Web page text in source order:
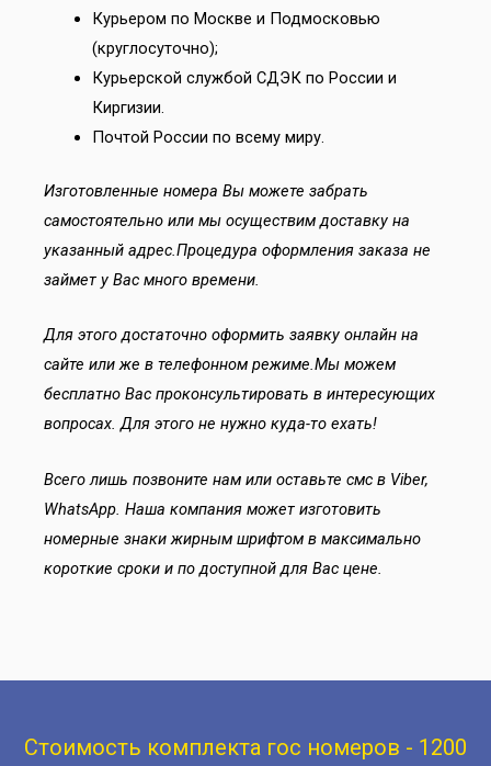
Курьером по Москве и Подмосковью
(круглосуточно);
Курьерской службой СДЭК по России и
Киргизии.
Почтой России по всему миру.
Изготовленные номера Вы можете забрать
самостоятельно или мы осуществим доставку на
указанный адрес.Процедура оформления заказа не
займет у Вас много времени.
Для этого достаточно оформить заявку онлайн на
сайте или же в телефонном режиме.Мы можем
бесплатно Вас проконсультировать в интересующих
вопросах. Для этого не нужно куда-то ехать!
Всего лишь позвоните нам или оставьте смс в Viber,
WhatsApp. Наша компания может изготовить
номерные знаки жирным шрифтом в максимально
короткие сроки и по доступной для Вас цене.
Стоимость комплекта гос номеров - 1200